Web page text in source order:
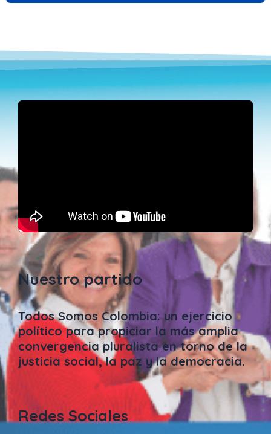
Nuestro partido
Todos Somos Colombia: un ejercicio
político para propiciar la más amplia
convergencia pluralista en torno de la
justicia social, la paz y la democracia.
Redes Sociales